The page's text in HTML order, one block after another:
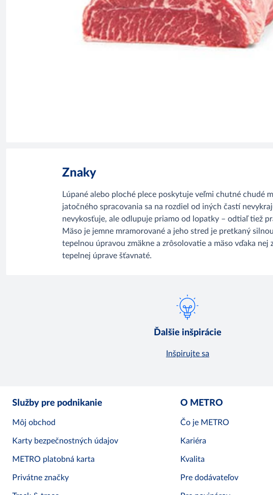
Znaky
Lúpané alebo ploché plece poskytuje veľmi chutné chudé
jatočného spracovania sa na rozdiel od iných častí
nevykosťuje, ale odlupuje priamo od lopatky – odtiaľ tiež
Mäso je jemne mramorované a jeho stred je pretkaný
tepelnou úpravou zmäkne a zrôsolovatie a mäso vďaka nej
tepelnej úprave šťavnaté.
Ďalšie inšpirácie
Inšpirujte sa
Služby pre podnikanie
Môj obchod
Karty bezpečnostných údajov
METRO platobná karta
Privátne značky
O METRO
Čo je METRO
Kariéra
Kvalita
Pre dodávateľov